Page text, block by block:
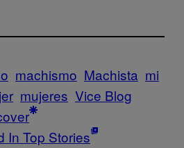
machismo Machista mi
mujeres Vice Blog
In Top Stories